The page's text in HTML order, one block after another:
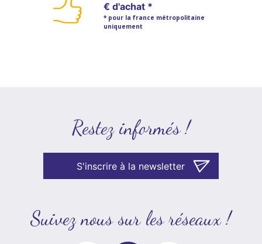
€ d'achat *
* pour la france métropolitaine
uniquement
Restez informés !
S'inscrire à la newsletter
Suivez nous sur les réseaux !